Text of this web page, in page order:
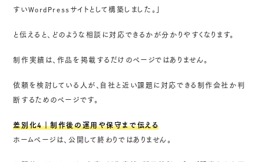
すいWordPressサイトとして構築しました。」
と伝えると、どのような相談に対応できるかが分かりやすくなります。
制作実績は、作品を掲載するだけのページではありません。
依頼を検討している人が、自社と近い課題に対応できる制作会社か判
断するためのページです。
差別化4｜制作後の運用や保守まで伝える
ホームページは、公開して終わりではありません。